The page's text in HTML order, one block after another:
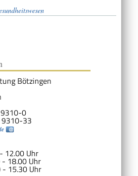
Bötzingen
0
33
12.00 Uhr
Uhr
Uhr